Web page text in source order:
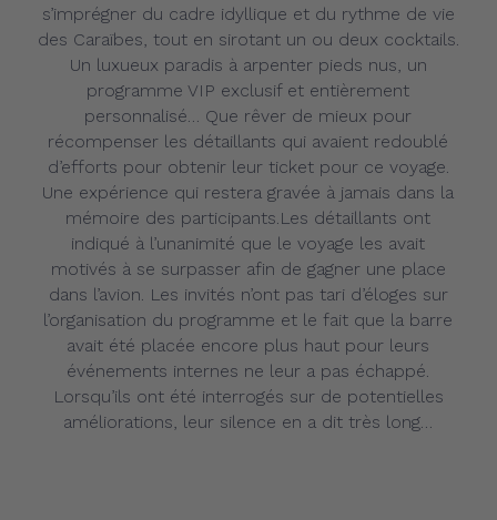
s’imprégner du cadre idyllique et du rythme de vie
des Caraïbes, tout en sirotant un ou deux cocktails.
Un luxueux paradis à arpenter pieds nus, un
programme VIP exclusif et entièrement
personnalisé… Que rêver de mieux pour
récompenser les détaillants qui avaient redoublé
d’efforts pour obtenir leur ticket pour ce voyage.
Une expérience qui restera gravée à jamais dans la
mémoire des participants.Les détaillants ont
indiqué à l’unanimité que le voyage les avait
motivés à se surpasser afin de gagner une place
dans l’avion. Les invités n’ont pas tari d’éloges sur
l’organisation du programme et le fait que la barre
avait été placée encore plus haut pour leurs
événements internes ne leur a pas échappé.
Lorsqu’ils ont été interrogés sur de potentielles
améliorations, leur silence en a dit très long…